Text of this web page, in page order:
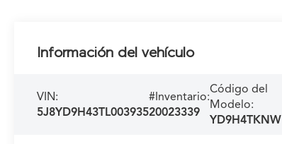
Información del vehículo
VIN:
5J8YD9H43TL003935
#Inventario:
20023339
Código del
Modelo:
YD9H4TKNW